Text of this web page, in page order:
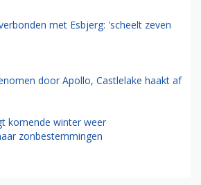
met Esbjerg: 'scheelt zeven
door Apollo, Castlelake haakt af
komende winter weer
zonbestemmingen